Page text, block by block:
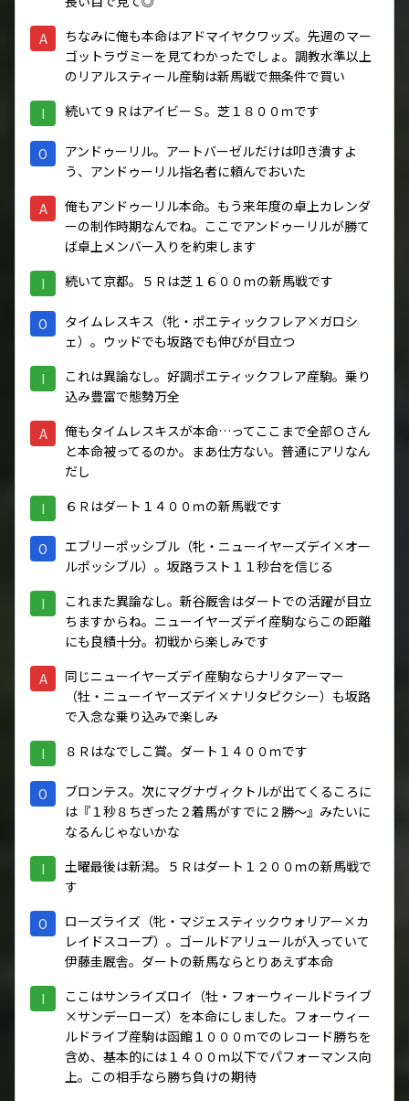
A
ちなみに俺も本命はアドマイヤクワッズ。先週のマー
ゴットラヴミーを見てわかったでしょ。調教水準以上
のリアルスティール産駒は新馬戦で無条件で買い
I 続いて９ＲはアイビーＳ。芝１８００ｍです
O
アンドゥーリル。アートバーゼルだけは叩き潰すよ
う、アンドゥーリル指名者に頼んでおいた
A
俺もアンドゥーリル本命。もう来年度の卓上カレンダ
ーの制作時期なんでね。ここでアンドゥーリルが勝て
ば卓上メンバー入りを約束します
I 続いて京都。５Ｒは芝１６００ｍの新馬戦です
O
タイムレスキス（牝・ポエティックフレア×ガロシ
ェ）。ウッドでも坂路でも伸びが目立つ
I
これは異論なし。好調ポエティックフレア産駒。乗り
込み豊富で態勢万全
A
俺もタイムレスキスが本命…ってここまで全部Ｏさん
と本命被ってるのか。まあ仕方ない。普通にアリなん
だし
I ６Ｒはダート１４００ｍの新馬戦です
O
エブリーポッシブル（牝・ニューイヤーズデイ×オー
ルポッシブル）。坂路ラスト１１秒台を信じる
I
これまた異論なし。新谷厩舎はダートでの活躍が目立
ちますからね。ニューイヤーズデイ産駒ならこの距離
にも良績十分。初戦から楽しみです
A
同じニューイヤーズデイ産駒ならナリタアーマー
（牡・ニューイヤーズデイ×ナリタピクシー）も坂路
で入念な乗り込みで楽しみ
I ８Ｒはなでしこ賞。ダート１４００ｍです
O
ブロンテス。次にマグナヴィクトルが出てくるころに
は『１秒８ちぎった２着馬がすでに２勝～』みたいに
なるんじゃないかな
I
土曜最後は新潟。５Ｒはダート１２００ｍの新馬戦で
す
O
ローズライズ（牝・マジェスティックウォリアー×カ
レイドスコープ）。ゴールドアリュールが入っていて
伊藤圭厩舎。ダートの新馬ならとりあえず本命
I
ここはサンライズロイ（牡・フォーウィールドライブ
×サンデーローズ）を本命にしました。フォーウィー
ルドライブ産駒は函館１０００ｍでのレコード勝ちを
含め、基本的には１４００ｍ以下でパフォーマンス向
上。この相手なら勝ち負けの期待